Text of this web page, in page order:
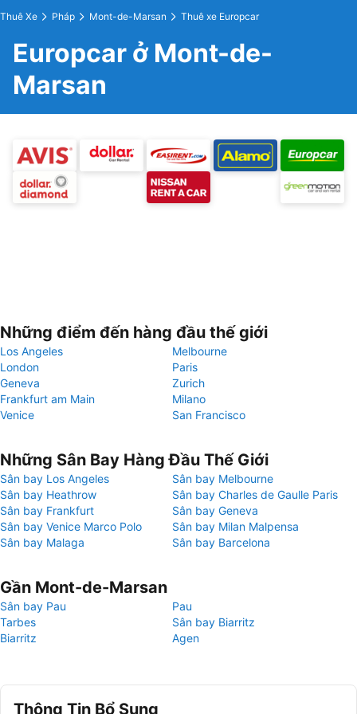
Thuê Xe Pháp Mont-de-Marsan Thuê xe Europcar
Europcar ở Mont-de-
Marsan
Những điểm đến hàng đầu thế giới
Los Angeles
Melbourne
London
Paris
Geneva
Zurich
Frankfurt am Main
Milano
Venice
San Francisco
Những Sân Bay Hàng Đầu Thế Giới
Sân bay Los Angeles
Sân bay Melbourne
Sân bay Heathrow
Sân bay Charles de Gaulle Paris
Sân bay Frankfurt
Sân bay Geneva
Sân bay Venice Marco Polo
Sân bay Milan Malpensa
Sân bay Malaga
Sân bay Barcelona
Gần Mont-de-Marsan
Sân bay Pau
Pau
Tarbes
Sân bay Biarritz
Biarritz
Agen
Thông Tin Bổ Sung